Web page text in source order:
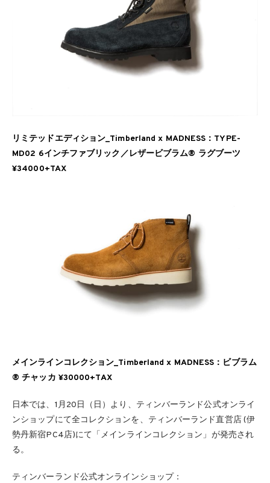
リミテッドエディション_Timberland x MADNESS：TYPE-
MD02 6インチファブリック／レザービブラム® ラグブーツ
¥34000+TAX
メインラインコレクション_Timberland x MADNESS：ビブラム
® チャッカ ¥30000+TAX
日本では、1月20日（日）より、ティンバーランド公式オンライ
ンショップにて全コレクションを、ティンバーランド直営店 (伊
勢丹新宿PC4店)にて「メインラインコレクション」が発売され
る。
ティンバーランド公式オンラインショップ：